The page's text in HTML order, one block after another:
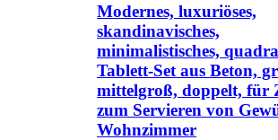
Modernes, luxuriöses,
skandinavisches,
minimalistisches,
Tablett-Set aus Beton,
mittelgroß, doppelt, für
zum Servieren von
Wohnzimmer